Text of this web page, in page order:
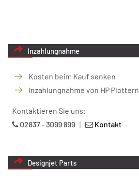
Inzahlungnahme
Kosten beim Kauf senken
Inzahlungnahme von HP Plottern
Kontaktieren Sie uns:
02837 - 3099 899 | Kontakt
Designjet Parts